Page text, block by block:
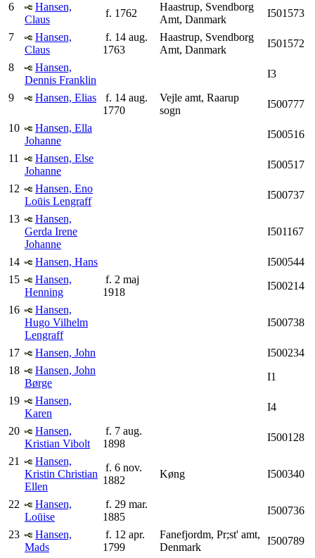
6
Hansen,
Claus
f. 1762
Haastrup, Svendborg
Amt, Danmark
I501573
7
Hansen,
Claus
f. 14 aug.
1763
Haastrup, Svendborg
Amt, Danmark
I501572
8
Hansen,
Dennis Franklin
I3
9
Hansen, Elias
f. 14 aug.
1770
Vejle amt, Raarup
sogn
I500777
10
Hansen, Ella
Johanne
I500516
11
Hansen, Else
Johanne
I500517
12
Hansen, Eno
Loūis Lengraff
I500737
13
Hansen,
Gerda Irene
Johanne
I501167
14 Hansen, Hans
I500544
15
Hansen,
Henning
f. 2 maj
1918
I500214
16
Hansen,
Hugo Vilhelm
Lengraff
I500738
17 Hansen, John
I500234
18
Hansen, John
Børge
I1
19
Hansen,
Karen
I4
20
Hansen,
Kristian Vibolt
f. 7 aug.
1898
I500128
21
Hansen,
Kristin Christian
Ellen
f. 6 nov.
1882
Køng I500340
22
Hansen,
Loūise
f. 29 mar.
1885
I500736
23
Hansen,
Mads
f. 12 apr.
1799
Fanefjordm, Pr;st' amt,
Denmark
I500789